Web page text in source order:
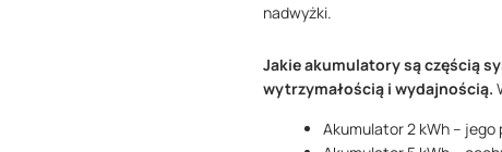
nadwyżki.
Jakie akumulatory są częścią
wytrzymałością i wydajnością.
Akumulator 2 kWh –